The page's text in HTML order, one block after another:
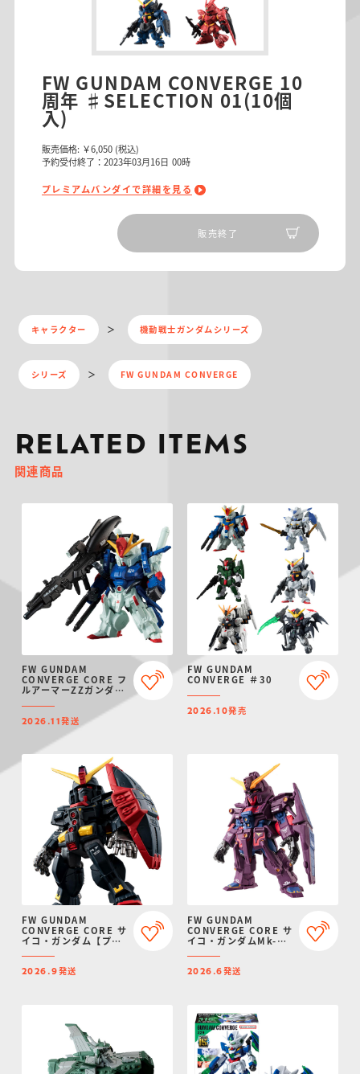
FW GUNDAM CONVERGE 10
周年 ♯SELECTION 01(10個
入)
販売価格: ￥6,050 (税込)
予約受付終了：2023年03月16日 00時
プレミアムバンダイで詳細を見る
販売終了
キャラクター 機動戦士ガンダムシリーズ
シリーズ FW GUNDAM CONVERGE
RELATED ITEMS
関連商品
FW GUNDAM
CONVERGE CORE フ
ルアーマーZZガンダム
限定】
2026.11発送
FW GUNDAM
CONVERGE ＃30
2026.10発売
FW GUNDAM
CONVERGE CORE サ
イコ・ガンダム【プレ
2026.9発送
FW GUNDAM
CONVERGE CORE サ
イコ・ガンダムMk-
イ限定】
2026.6発送